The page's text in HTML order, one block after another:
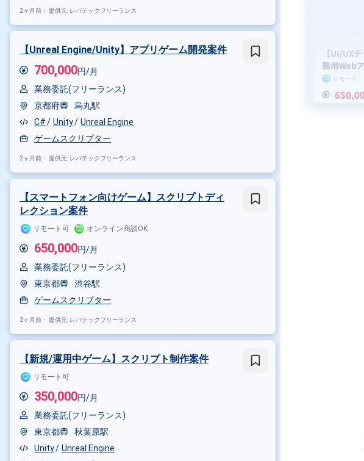
2ヶ月前・ 提供元: レバテックフリーランス
【Unreal Engine/Unity】アプリゲーム開発案件
700,000円/月
業務委託(フリーランス)
京都府
烏丸駅
C#
Unity
Unreal Engine
ゲームスクリプター
2ヶ月前・ 提供元: レバテックフリーランス
【スマートフォン向けゲーム】スクリプトディ
レクション案件
リモート可 オンライン商談OK
650,000円/月
業務委託(フリーランス)
東京都
渋谷駅
ゲームスクリプター
2ヶ月前・ 提供元: レバテックフリーランス
【新規/運用中ゲーム】スクリプト制作案件
リモート可
350,000円/月
業務委託(フリーランス)
東京都
秋葉原駅
Unity
Unreal Engine